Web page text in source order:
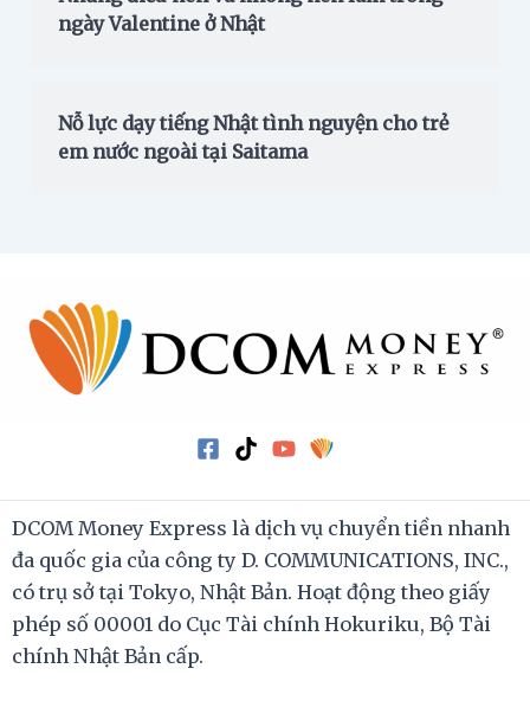
ngày Valentine ở Nhật
Nỗ lực dạy tiếng Nhật tình nguyện cho trẻ
em nước ngoài tại Saitama
DCOM Money Express là dịch vụ chuyển tiền nhanh
đa quốc gia của công ty D. COMMUNICATIONS, INC.,
có trụ sở tại Tokyo, Nhật Bản. Hoạt động theo giấy
phép số 00001 do Cục Tài chính Hokuriku, Bộ Tài
chính Nhật Bản cấp.